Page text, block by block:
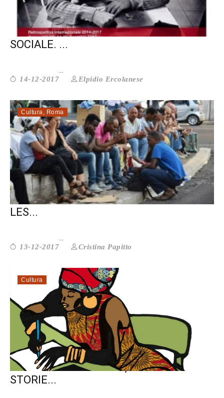
LA FOTOGRAFIA COME RISCATTO
SOCIALE. ...
14-12-2017 Elpidio Ercolanese
Cultura, Roma
DALLA NUVOLA DI FUKSAS UN PICCOLO
LES...
13-12-2017 Cristina Papitto
Cultura
LE RAGAZZE INVISIBILI, LE LORO
STORIE...